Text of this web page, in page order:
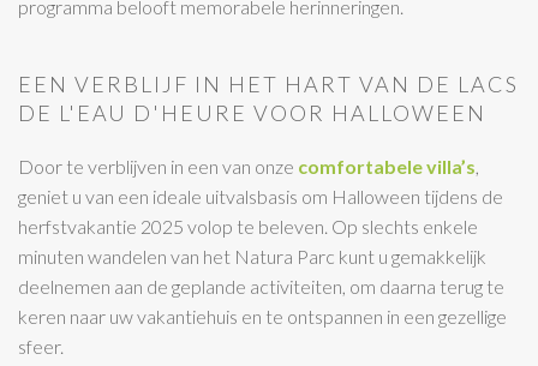
programma belooft memorabele herinneringen.
EEN VERBLIJF IN HET HART VAN DE LACS
DE L'EAU D'HEURE VOOR HALLOWEEN
Door te verblijven in een van onze comfortabele villa’s
geniet u van een ideale uitvalsbasis om Halloween tijdens de
herfstvakantie 2025 volop te beleven. Op slechts enkele
minuten wandelen van het Natura Parc kunt u gemakkelijk
deelnemen aan de geplande activiteiten, om daarna terug te
keren naar uw vakantiehuis en te ontspannen in een gezellige
sfeer.